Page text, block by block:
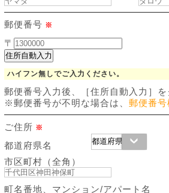
郵便番号 ※
〒
住所自動入力
ハイフン無しでご入力ください。
郵便番号入力後、［住所自動入力］を
※郵便番号が不明な場合は、 郵便番号
ご住所 ※
都道府県名
市区町村（全角）
町名番地、マンション/アパート名